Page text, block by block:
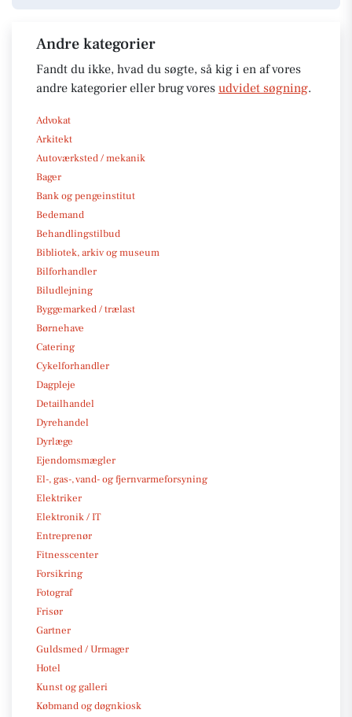
Andre kategorier
Fandt du ikke, hvad du søgte, så kig i en af vores
andre kategorier eller brug vores udvidet søgning.
Advokat
Arkitekt
Autoværksted / mekanik
Bager
Bank og pengeinstitut
Bedemand
Behandlingstilbud
Bibliotek, arkiv og museum
Bilforhandler
Biludlejning
Byggemarked / trælast
Børnehave
Catering
Cykelforhandler
Dagpleje
Detailhandel
Dyrehandel
Dyrlæge
Ejendomsmægler
El-, gas-, vand- og fjernvarmeforsyning
Elektriker
Elektronik / IT
Entreprenør
Fitnesscenter
Forsikring
Fotograf
Frisør
Gartner
Guldsmed / Urmager
Hotel
Kunst og galleri
Købmand og døgnkiosk